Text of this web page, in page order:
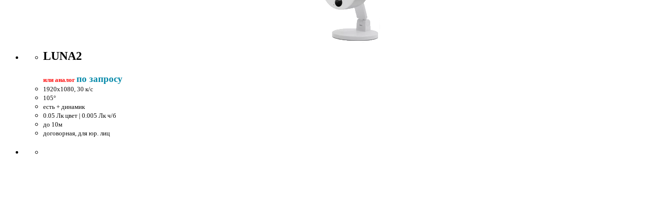
LUNA2
или аналог по запросу
1920x1080, 30 к/c
105°
есть + динамик
0.05 Лк цвет | 0.005 Лк ч/б
до 10м
договорная, для юр. лиц